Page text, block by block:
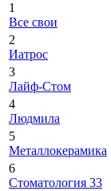
1
Все свои
2
Иатрос
3
Лайф-Стом
4
Людмила
5
Металлокерамика
6
Стоматология 33